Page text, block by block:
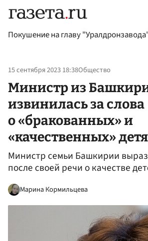
Покушение на главу
15 сентября 2023 18:38Общество
Министр из
извинилась за слова
о «бракованных» и
«качественных»
Министр семьи Башкирии
после своей речи о качестве
Марина Кормильцева